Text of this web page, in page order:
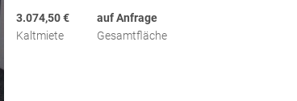
3.074,50 €
Kaltmiete
auf Anfrage
Gesamtfläche